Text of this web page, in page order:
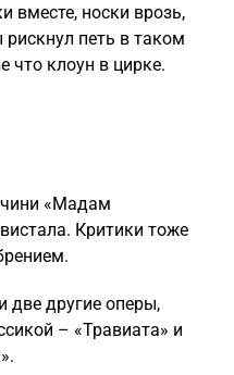
вместе, носки врозь,
петь в таком
что клоун в цирке.
«Мадам
Критики тоже
две другие оперы,
– «Травиата» и